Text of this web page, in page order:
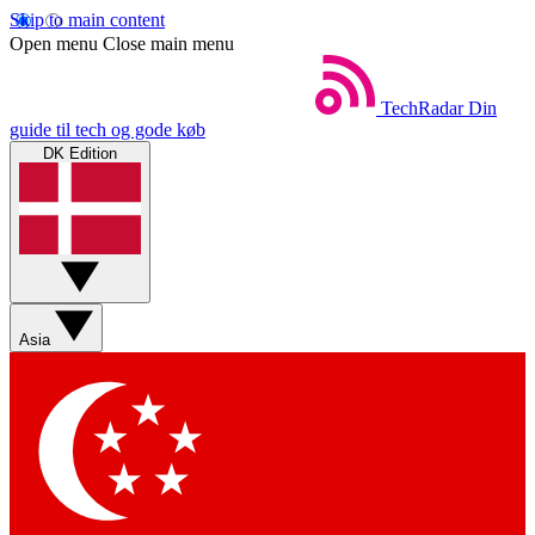
Skip to main content
Open menu Close main menu
TechRadar Din
guide til tech og gode køb
DK Edition
Asia